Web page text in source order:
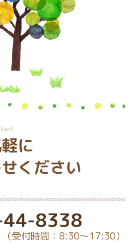
に
ください
8338
（受付時間：8:30～17:30）